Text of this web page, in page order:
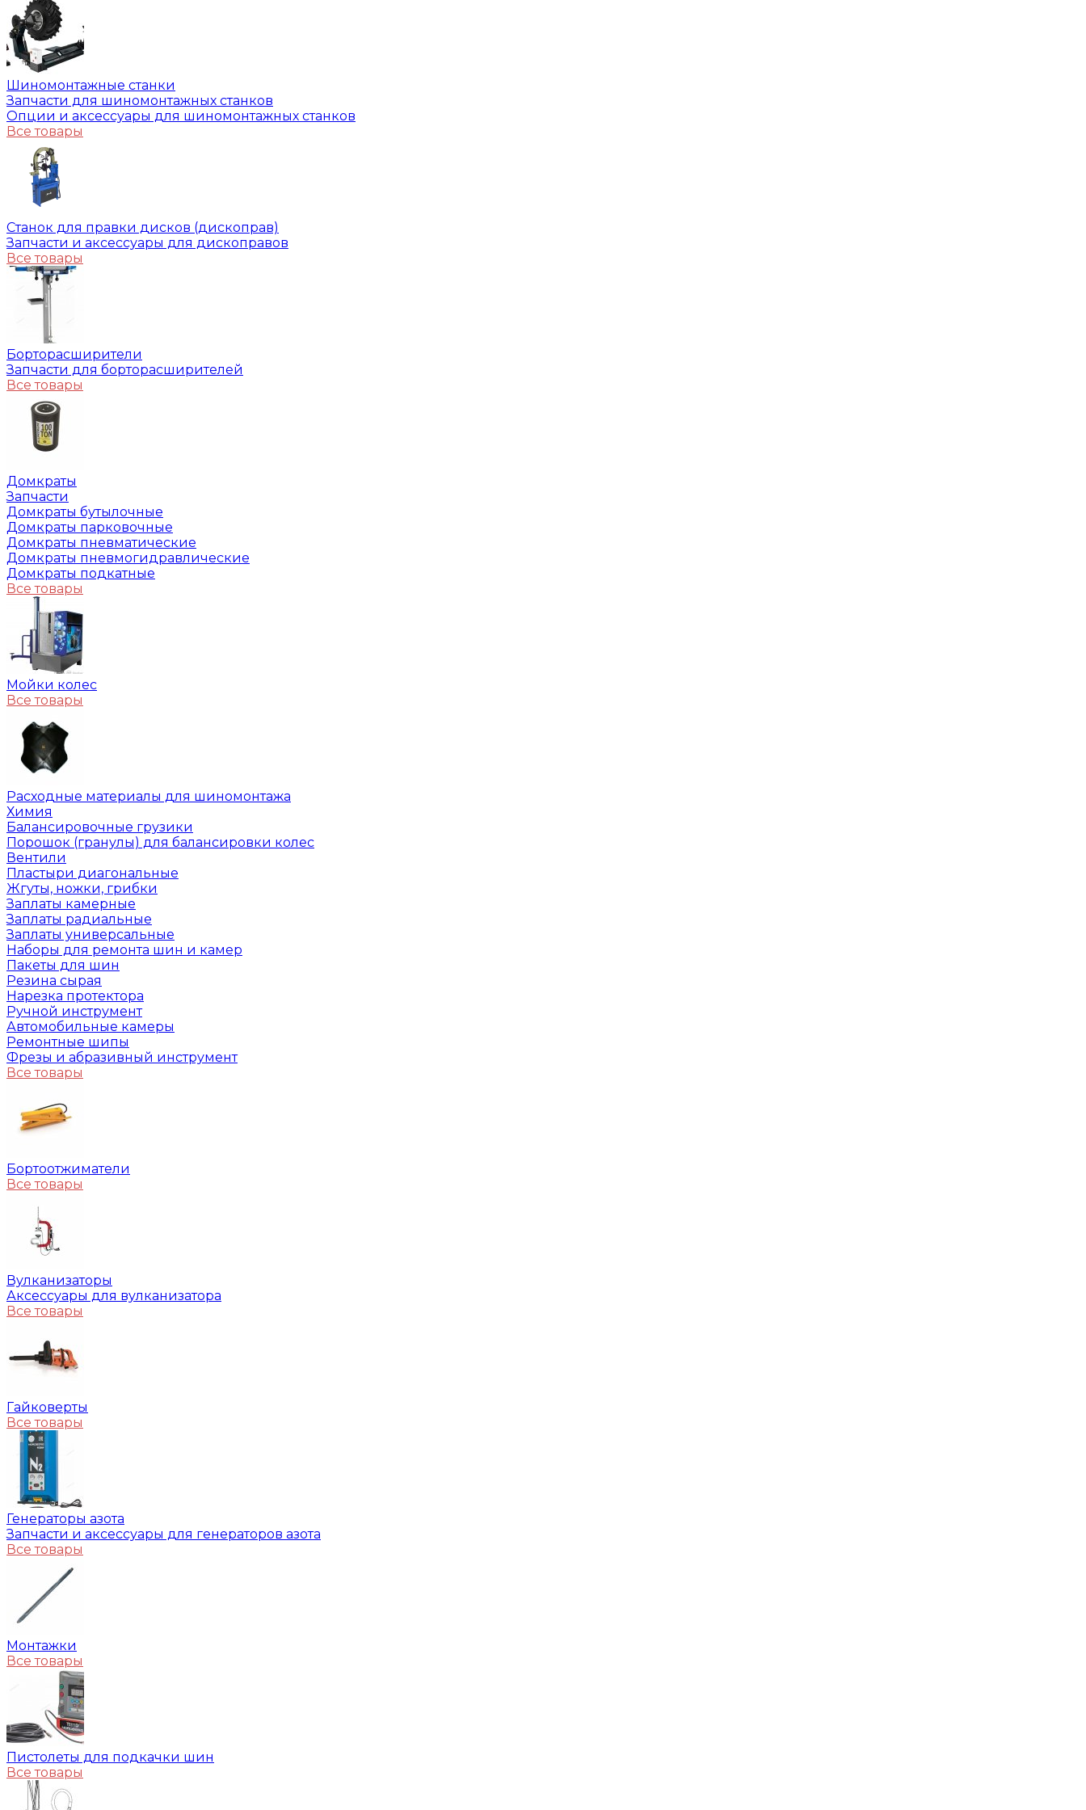
Шиномонтажные станки
Запчасти для шиномонтажных станков
Опции и аксессуары для шиномонтажных станков
Все товары
Станок для правки дисков (дископрав)
Запчасти и аксессуары для дископравов
Все товары
Борторасширители
Запчасти для борторасширителей
Все товары
Домкраты
Запчасти
Домкраты бутылочные
Домкраты парковочные
Домкраты пневматические
Домкраты пневмогидравлические
Домкраты подкатные
Все товары
Мойки колес
Все товары
Расходные материалы для шиномонтажа
Химия
Балансировочные грузики
Порошок (гранулы) для балансировки колес
Вентили
Пластыри диагональные
Жгуты, ножки, грибки
Заплаты камерные
Заплаты радиальные
Заплаты универсальные
Наборы для ремонта шин и камер
Пакеты для шин
Резина сырая
Нарезка протектора
Ручной инструмент
Автомобильные камеры
Ремонтные шипы
Фрезы и абразивный инструмент
Все товары
Бортоотжиматели
Все товары
Вулканизаторы
Аксессуары для вулканизатора
Все товары
Гайковерты
Все товары
Генераторы азота
Запчасти и аксессуары для генераторов азота
Все товары
Монтажки
Все товары
Пистолеты для подкачки шин
Все товары